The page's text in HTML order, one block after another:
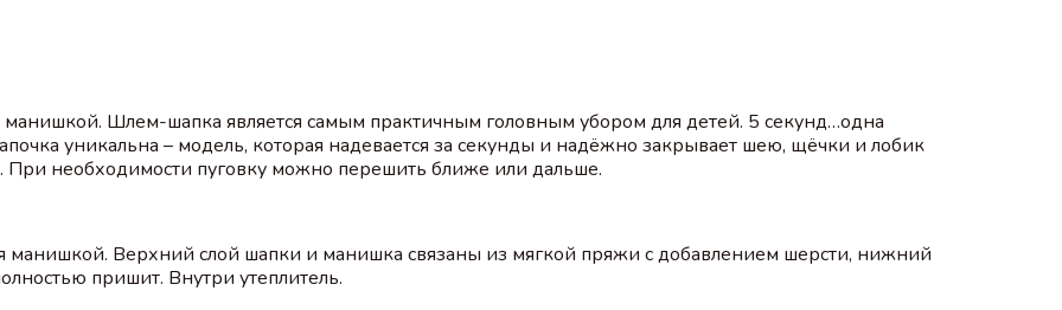
Шлем-шапка является самым практичным головным убором для детей. 5 секунд…одна
уникальна – модель, которая надевается за секунды и надёжно закрывает шею, щёчки и лобик
При необходимости пуговку можно перешить ближе или дальше.
манишкой. Верхний слой шапки и манишка связаны из мягкой пряжи с добавлением шерсти, нижний
пришит. Внутри утеплитель.